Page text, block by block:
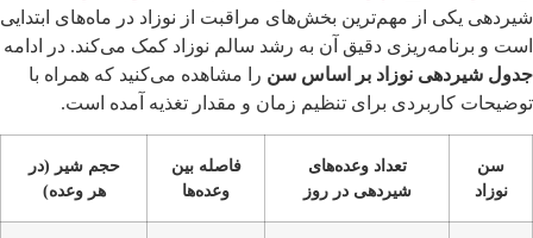
شیردهی یکی از مهم‌ترین بخش‌های مراقبت از نوزاد در ماه‌های ابتدایی
است و برنامه‌ریزی دقیق آن به رشد سالم نوزاد کمک می‌کند. در ادامه
جدول شیردهی نوزاد بر اساس سن را مشاهده می‌کنید که همراه با
توضیحات کاربردی برای تنظیم زمان و مقدار تغذیه آمده است.
سن
نوزاد
تعداد وعده‌های
شیردهی در روز
فاصله بین
وعده‌ها
حجم شیر (در
هر وعده)